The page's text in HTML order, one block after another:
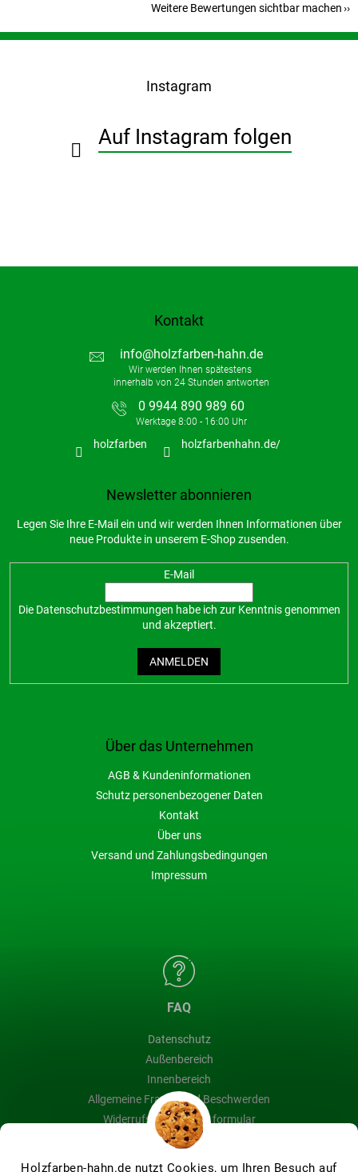
Holzfarben-hahn.de nutzt Cookies, um Ihren Besuch auf
Weitere Bewertungen sichtbar machen
F
Über das Unternehmen
AGB & Kundeninformationen
Schutz personenbezogener Daten
Kontakt
Über uns
Versand und Zahlungsbedingungen
Impressum
Instagram
Auf Instagram folgen
FAQ
Datenschutz
Außenbereich
Innenbereich
Allgemeine Fragen und Beschwerden
Widerrufsbelehrung & formular
Blog
Kontakt
info@holzfarben-hahn.de
0 9944 890 989 60
holzfarben holzfarbenhahn.de/
Newsletter abonnieren
Legen Sie Ihre E-Mail ein und wir werden Ihnen Informationen über
neue Produkte in unserem E-Shop zusenden.
E-Mail
Die Datenschutzbestimmungen habe ich zur Kenntnis genommen
und akzeptiert.
ANMELDEN